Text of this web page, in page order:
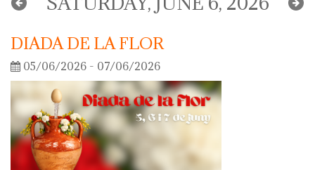
DIADA DE LA FLOR
05/06/2026 - 07/06/2026